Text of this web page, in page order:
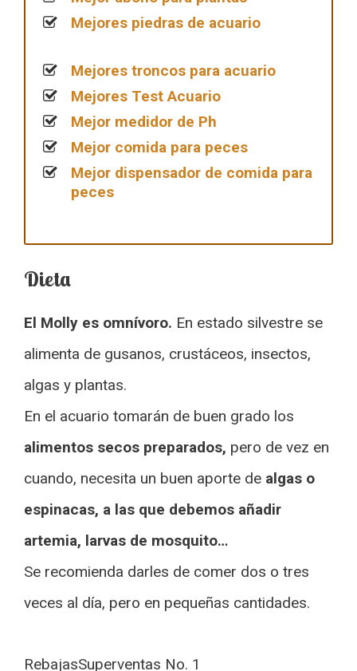
Mejores piedras de acuario
Mejores troncos para acuario
Mejores Test Acuario
Mejor medidor de Ph
Mejor comida para peces
Mejor dispensador de comida para
peces
Dieta
El Molly es omnívoro. En estado silvestre se
alimenta de gusanos, crustáceos, insectos,
algas y plantas.
En el acuario tomarán de buen grado los
alimentos secos preparados, pero de vez en
cuando, necesita un buen aporte de algas o
espinacas, a las que debemos añadir
artemia, larvas de mosquito…
Se recomienda darles de comer dos o tres
veces al día, pero en pequeñas cantidades.
RebajasSuperventas No. 1